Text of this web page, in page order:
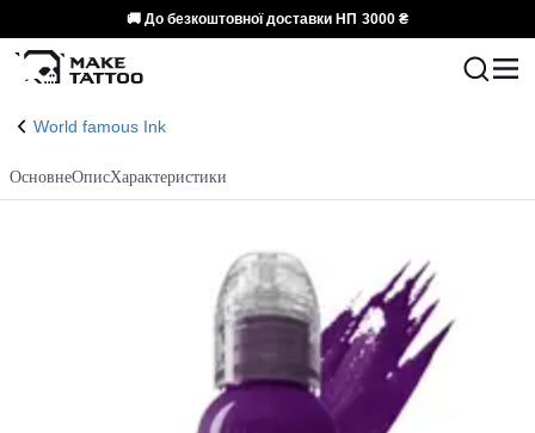
🚚 До безкоштовної доставки НП 3000 ₴
World famous Ink
ОсновнеОписХарактеристики